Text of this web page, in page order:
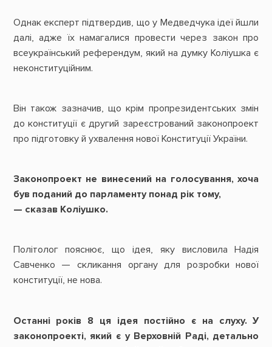
Однак експерт підтвердив, що у Медведчука ідеї йшли
далі, адже їх намагалися провести через закон про
всеукраїнський референдум, який на думку Коліушка є
неконституційним.
Він також зазначив, що крім пропрезидентських змін
до конституції є другий зареєстрований законопроект
про підготовку й ухвалення нової Конституції України.
Законопроект не винесений на голосування, хоча
був поданий до парламенту понад рік тому,
— сказав Коліушко.
Політолог пояснює, що ідея, яку висловила Надія
Савченко — скликання органу для розробки нової
конституції, не нова.
Останні років 8 ця ідея постійно є на слуху. У
законопроекті, який є у Верховній Раді, детально